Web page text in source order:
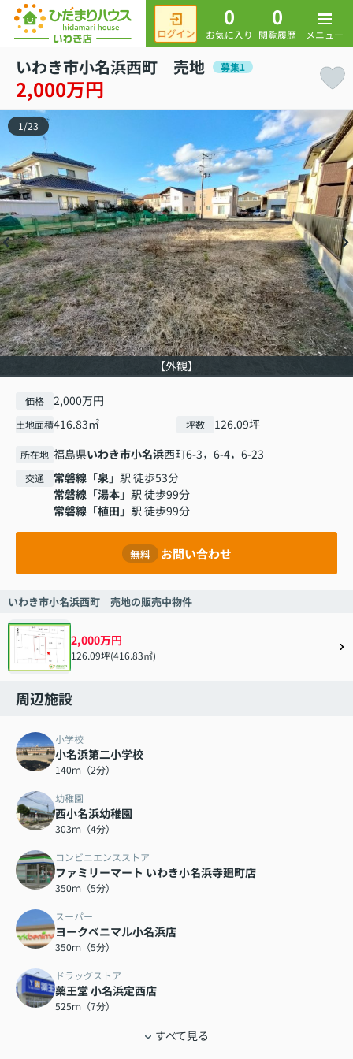
0
お気に入り
0
閲覧履歴 メニュー
いわき市小名浜西町 売地 募集1
2,000万円
【外観】
1 /23
価格 2,000万円
土地面積416.83㎡ 坪数 126.09坪
所在地 福島県いわき市小名浜西町6-3，6-4，6-23
交通 常磐線 「泉」駅 徒歩53分
常磐線 「湯本」駅 徒歩99分
常磐線 「植田 」駅 徒歩99分
無料 お問い合わせ
いわき市小名浜西町 売地の販売中物件
2,000万円
126.09坪(416.83㎡)
周辺施設
小学校
小名浜第二小学校
140ｍ（2分）
幼稚園
西小名浜幼稚園
303ｍ（4分）
コンビニエンスストア
ファミリーマート いわき小名浜寺廻町店
350ｍ（5分）
スーパー
ヨークベニマル小名浜店
350ｍ（5分）
ドラッグストア
薬王堂 小名浜定西店
525ｍ（7分）
すべて見る